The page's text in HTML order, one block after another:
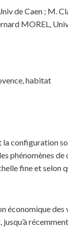
de Caen ; M.
MOREL,
habitat
la configuration
phénomènes
fine et selon
économique des